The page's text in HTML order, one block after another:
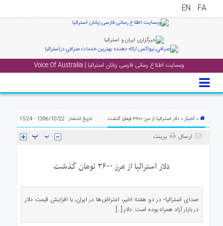
FA
EN
وبسایت اطلاع رسانی فارسی زبانان استرالیا | Voice Of Australia
منوی
اصلی
» اخبار» دلار استرالیا از مرز ۳۶۰۰ تومان گذشت تاریخ انتشار : 1396/10/22 - 15:24
ارسال پرینت
دلار استرالیا از مرز ۳۶۰۰ تومان گذشت
صدای استرالیا- در دو هفته اخیر، اعتراض‌ها در ایران، با افزایش قیمت دلار
در بازار آزاد همراه بوده است. دلار […]